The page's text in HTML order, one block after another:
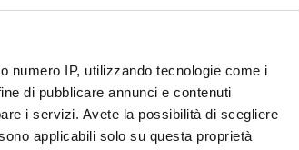
numero IP, utilizzando tecnologie come i
di pubblicare annunci e contenuti
i servizi. Avete la possibilità di scegliere
applicabili solo su questa proprietà